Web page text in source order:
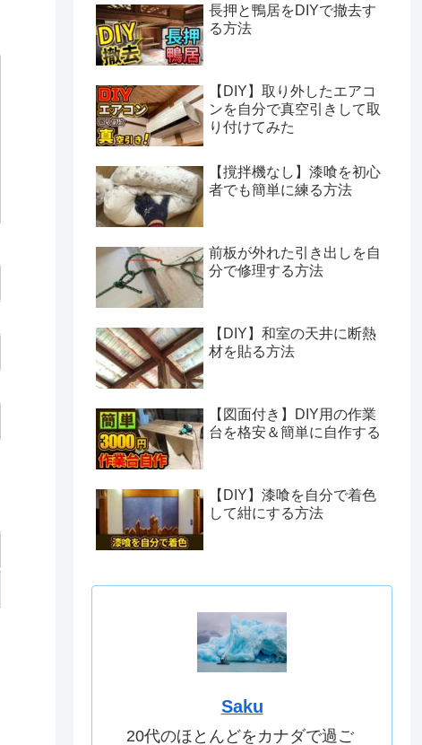
長押と鴨居をDIYで撤去す
る方法
【DIY】取り外したエアコ
ンを自分で真空引きして取
り付けてみた
【撹拌機なし】漆喰を初心
者でも簡単に練る方法
前板が外れた引き出しを自
分で修理する方法
【DIY】和室の天井に断熱
材を貼る方法
【図面付き】DIY用の作業
台を格安＆簡単に自作する
【DIY】漆喰を自分で着色
して紺にする方法
Saku
20代のほとんどをカナダで過ご